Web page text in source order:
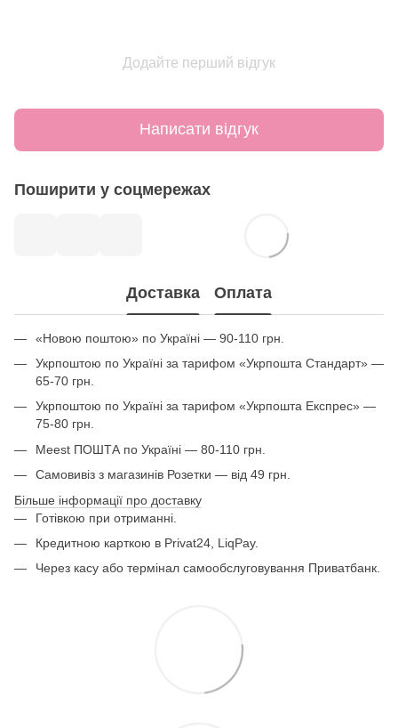
Додайте перший відгук
Написати відгук
Поширити у соцмережах
Доставка Оплата
«Новою поштою» по Україні — 90-110 грн.
Укрпоштою по Україні за тарифом «Укрпошта Стандарт» —
65-70 грн.
Укрпоштою по Україні за тарифом «Укрпошта Експрес» —
75-80 грн.
Meest ПОШТА по Україні — 80-110 грн.
Самовивіз з магазинів Розетки — від 49 грн.
Більше інформації про доставку
Готівкою при отриманні.
Кредитною карткою в Privat24, LiqPay.
Через касу або термінал самообслуговування Приватбанк.